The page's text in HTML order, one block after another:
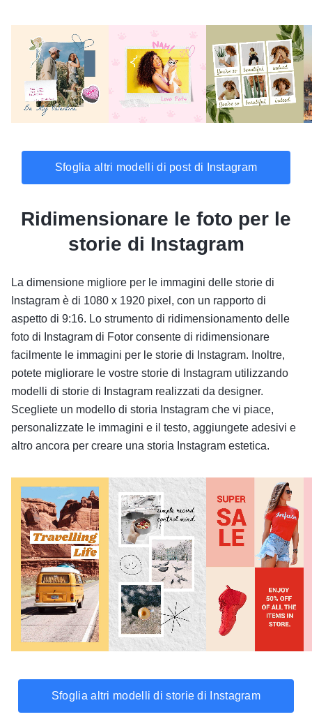
Sfoglia altri modelli di post di Instagram
Ridimensionare le foto per le
storie di Instagram
La dimensione migliore per le immagini delle storie di
Instagram è di 1080 x 1920 pixel, con un rapporto di
aspetto di 9:16. Lo strumento di ridimensionamento delle
foto di Instagram di Fotor consente di ridimensionare
facilmente le immagini per le storie di Instagram. Inoltre,
potete migliorare le vostre storie di Instagram utilizzando
modelli di storie di Instagram realizzati da designer.
Scegliete un modello di storia Instagram che vi piace,
personalizzate le immagini e il testo, aggiungete adesivi e
altro ancora per creare una storia Instagram estetica.
Sfoglia altri modelli di storie di Instagram